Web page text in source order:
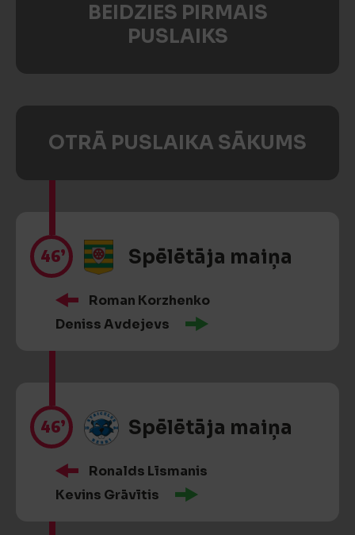
BEIDZIES PIRMAIS
PUSLAIKS
OTRĀ PUSLAIKA SĀKUMS
46’ Spēlētāja maiņa
Roman Korzhenko
Deniss Avdejevs
46’ Spēlētāja maiņa
Ronalds Līsmanis
Kevins Grāvītis